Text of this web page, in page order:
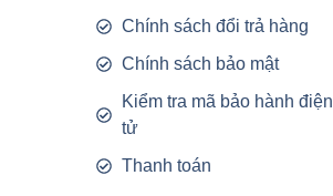
Chính sách đổi trả hàng
Chính sách bảo mật
Kiểm tra mã bảo hành điện
tử
Thanh toán